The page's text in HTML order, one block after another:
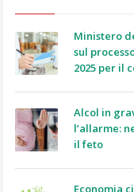
Ministero
sul
2025 per il
Alcol in
l’allarme:
il feto
Economia